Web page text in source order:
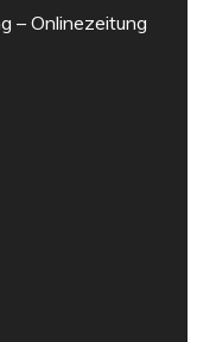
– Onlinezeitung